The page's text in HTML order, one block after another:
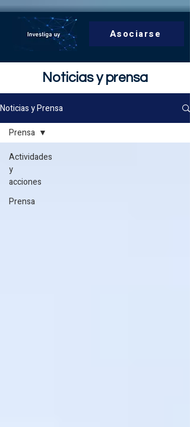
Asociarse
Noticias y prensa
Noticias y Prensa
Actividades
y
acciones
Prensa
Prensa